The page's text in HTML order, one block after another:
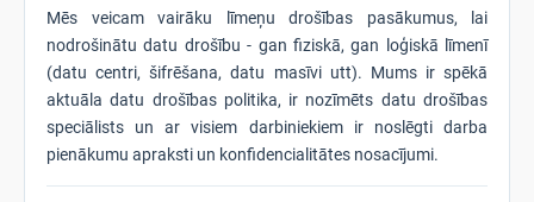
Mēs veicam vairāku līmeņu drošības pasākumus, lai
nodrošinātu datu drošību - gan fiziskā, gan loģiskā līmenī
(datu centri, šifrēšana, datu masīvi utt). Mums ir spēkā
aktuāla datu drošības politika, ir nozīmēts datu drošības
speciālists un ar visiem darbiniekiem ir noslēgti darba
pienākumu apraksti un konfidencialitātes nosacījumi.